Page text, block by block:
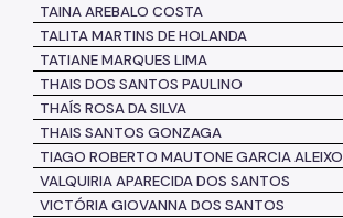
TAINA AREBALO COSTA
TALITA MARTINS DE HOLANDA
TATIANE MARQUES LIMA
THAIS DOS SANTOS PAULINO
THAÍS ROSA DA SILVA
THAIS SANTOS GONZAGA
TIAGO ROBERTO MAUTONE GARCIA ALEIXO
VALQUIRIA APARECIDA DOS SANTOS
VICTÓRIA GIOVANNA DOS SANTOS